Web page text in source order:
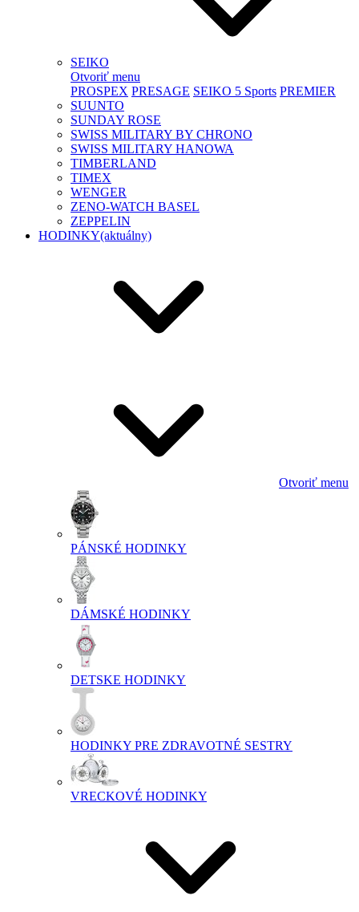
SEIKO
Otvoriť menu
PROSPEX PRESAGE SEIKO 5 Sports PREMIER
SUUNTO
SUNDAY ROSE
SWISS MILITARY BY CHRONO
SWISS MILITARY HANOWA
TIMBERLAND
TIMEX
WENGER
ZENO-WATCH BASEL
ZEPPELIN
HODINKY(aktuálny)
Otvoriť menu
PÁNSKÉ HODINKY
DÁMSKÉ HODINKY
DETSKE HODINKY
HODINKY PRE ZDRAVOTNÉ SESTRY
VRECKOVÉ HODINKY